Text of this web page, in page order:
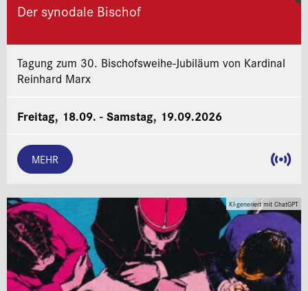
Der synodale Bischof
Tagung zum 30. Bischofsweihe-Jubiläum von Kardinal
Reinhard Marx
Freitag, 18.09. - Samstag, 19.09.2026
MEHR
KI-generiert mit ChatGPT